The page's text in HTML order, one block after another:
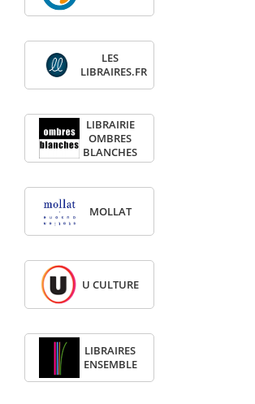
LES
LIBRAIRES.FR
LIBRAIRIE
OMBRES
BLANCHES
MOLLAT
U CULTURE
LIBRAIRES
ENSEMBLE